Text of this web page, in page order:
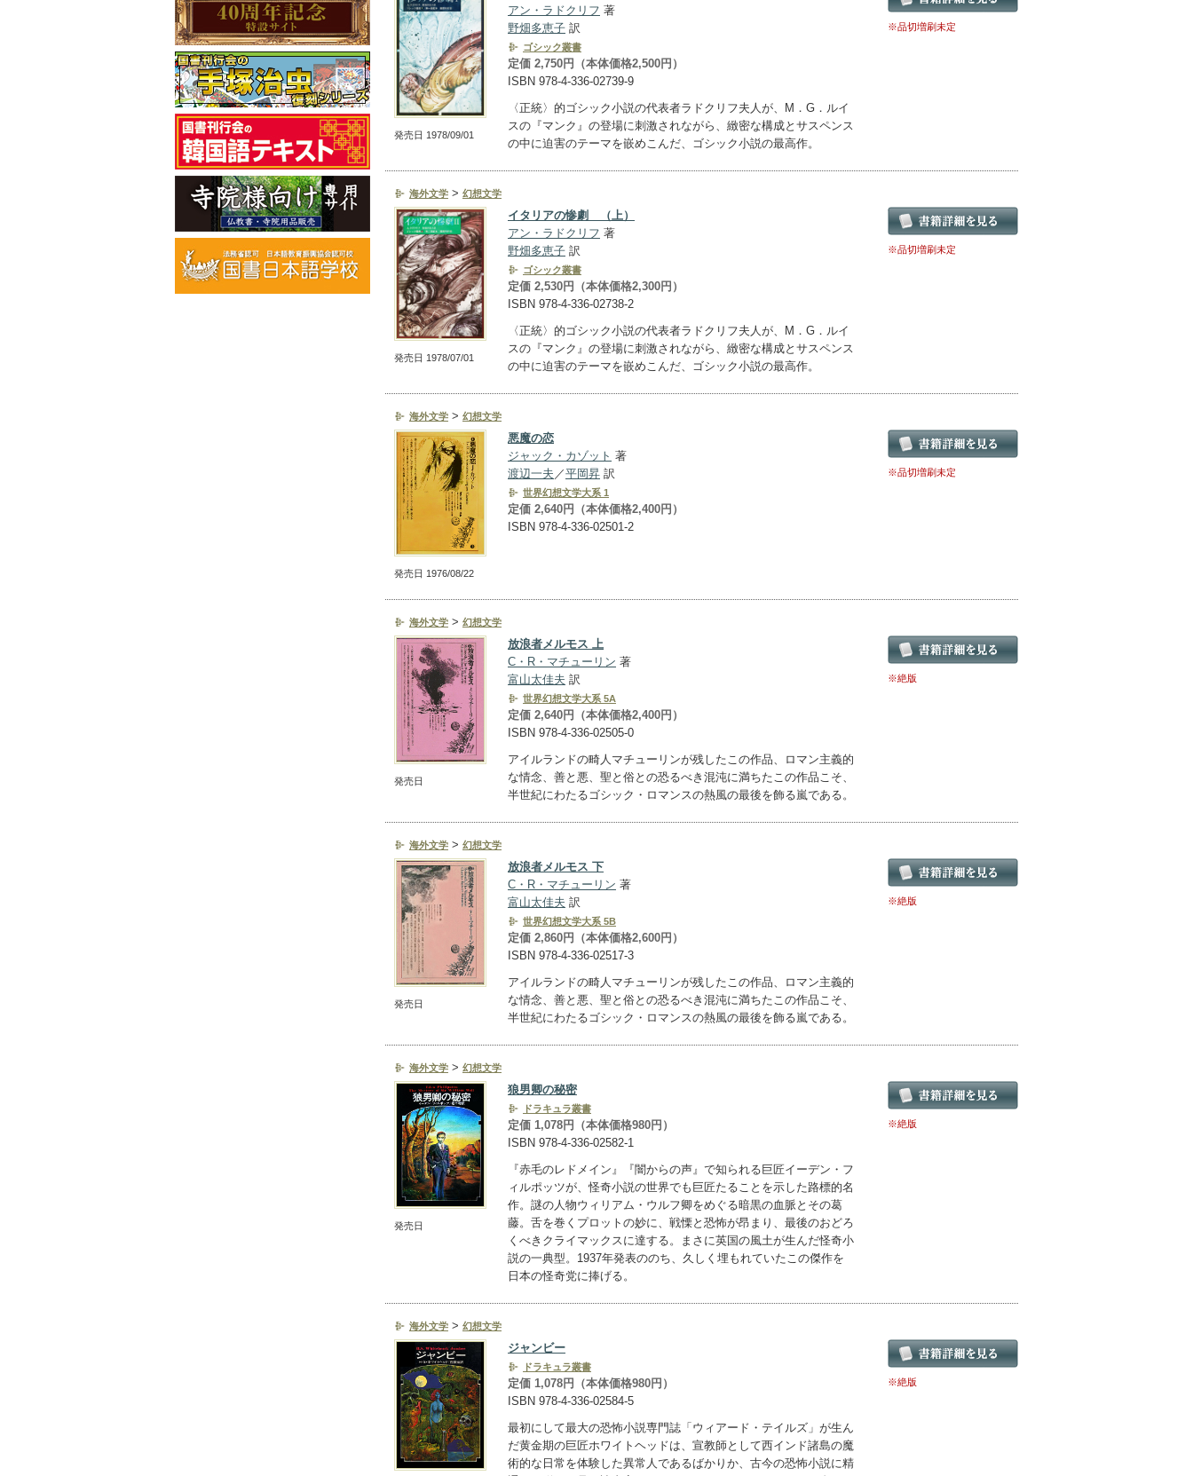
発売日 1978/09/01
アン・ラドクリフ 著
野畑多恵子 訳
ゴシック叢書
定価 2,750円（本体価格2,500円）
ISBN 978-4-336-02739-9
〈正統〉的ゴシック小説の代表者ラドクリフ夫人が、M．G．ルイ
スの『マンク』の登場に刺激されながら、緻密な構成とサスペンス
の中に迫害のテーマを嵌めこんだ、ゴシック小説の最高作。
※品切増刷未定
海外文学 > 幻想文学
発売日 1978/07/01
イタリアの惨劇 （上）
アン・ラドクリフ 著
野畑多恵子 訳
ゴシック叢書
定価 2,530円（本体価格2,300円）
ISBN 978-4-336-02738-2
〈正統〉的ゴシック小説の代表者ラドクリフ夫人が、M．G．ルイ
スの『マンク』の登場に刺激されながら、緻密な構成とサスペンス
の中に迫害のテーマを嵌めこんだ、ゴシック小説の最高作。
※品切増刷未定
海外文学 > 幻想文学
発売日 1976/08/22
悪魔の恋
ジャック・カゾット 著
渡辺一夫 ／平岡昇 訳
世界幻想文学大系 1
定価 2,640円（本体価格2,400円）
ISBN 978-4-336-02501-2
※品切増刷未定
海外文学 > 幻想文学
発売日
放浪者メルモス 上
C・R・マチューリン 著
富山太佳夫 訳
世界幻想文学大系 5A
定価 2,640円（本体価格2,400円）
ISBN 978-4-336-02505-0
アイルランドの畸人マチューリンが残したこの作品、ロマン主義的
な情念、善と悪、聖と俗との恐るべき混沌に満ちたこの作品こそ、
半世紀にわたるゴシック・ロマンスの熱風の最後を飾る嵐である。
※絶版
海外文学 > 幻想文学
発売日
放浪者メルモス 下
C・R・マチューリン 著
富山太佳夫 訳
世界幻想文学大系 5B
定価 2,860円（本体価格2,600円）
ISBN 978-4-336-02517-3
アイルランドの畸人マチューリンが残したこの作品、ロマン主義的
な情念、善と悪、聖と俗との恐るべき混沌に満ちたこの作品こそ、
半世紀にわたるゴシック・ロマンスの熱風の最後を飾る嵐である。
※絶版
海外文学 > 幻想文学
発売日
狼男卿の秘密
ドラキュラ叢書
定価 1,078円（本体価格980円）
ISBN 978-4-336-02582-1
『赤毛のレドメイン』『闇からの声』で知られる巨匠イーデン・フ
ィルポッツが、怪奇小説の世界でも巨匠たることを示した路標的名
作。謎の人物ウィリアム・ウルフ卿をめぐる暗黒の血脈とその葛
藤。舌を巻くプロットの妙に、戦慄と恐怖が昂まり、最後のおどろ
くべきクライマックスに達する。まさに英国の風土が生んだ怪奇小
説の一典型。1937年発表ののち、久しく埋もれていたこの傑作を
日本の怪奇党に捧げる。
※絶版
海外文学 > 幻想文学
ジャンビー
ドラキュラ叢書
定価 1,078円（本体価格980円）
ISBN 978-4-336-02584-5
最初にして最大の恐怖小説専門誌「ウィアード・テイルズ」が生ん
だ黄金期の巨匠ホワイトヘッドは、宣教師として西インド諸島の魔
術的な日常を体験した異常人であるばかりか、古今の恐怖小説に精
※絶版